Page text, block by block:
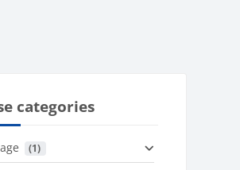
categories
(1)